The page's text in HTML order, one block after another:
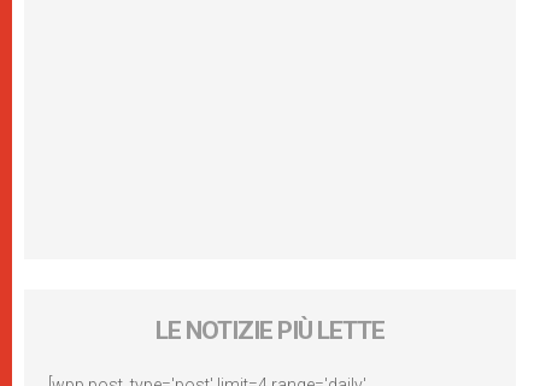
LE NOTIZIE PIÙ LETTE